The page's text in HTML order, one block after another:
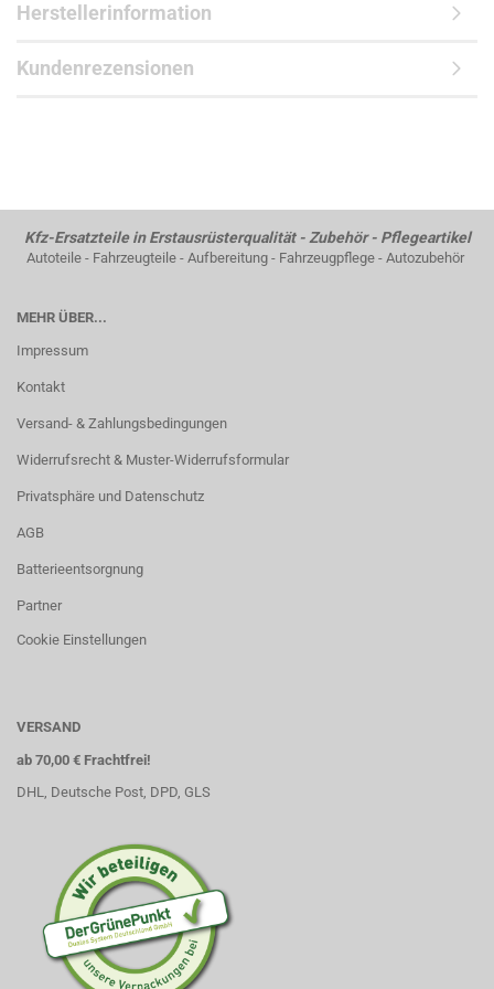
Herstellerinformation
Kundenrezensionen
Kfz-Ersatzteile in Erstausrüsterqualität - Zubehör - Pflegeartikel
Autoteile - Fahrzeugteile - Aufbereitung - Fahrzeugpflege - Autozubehör
MEHR ÜBER...
Impressum
Kontakt
Versand- & Zahlungsbedingungen
Widerrufsrecht & Muster-Widerrufsformular
Privatsphäre und Datenschutz
AGB
Batterieentsorgnung
Partner
Cookie Einstellungen
VERSAND
ab 70,00 € Frachtfrei!
DHL, Deutsche Post, DPD, GLS